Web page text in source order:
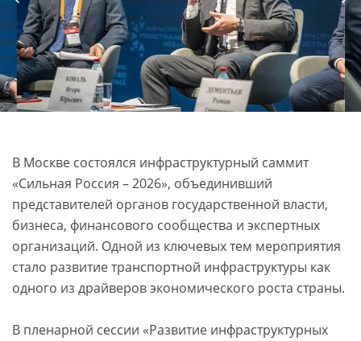
В Москве состоялся инфраструктурный саммит
«Сильная Россия – 2026», объединивший
представителей органов государственной власти,
бизнеса, финансового сообщества и экспертных
организаций. Одной из ключевых тем мероприятия
стало развитие транспортной инфраструктуры как
одного из драйверов экономического роста страны.
В пленарной сессии «Развитие инфраструктурных